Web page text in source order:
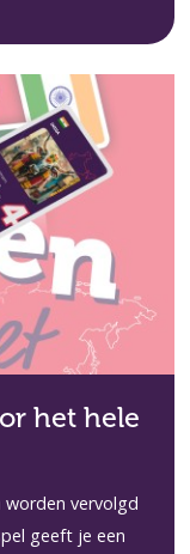
het hele
worden vervolgd
geeft je een